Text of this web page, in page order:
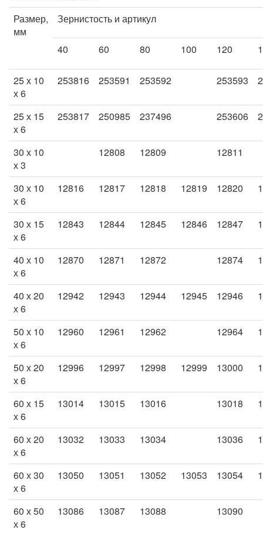
Размер,
мм
Зернистость и артикул
40 60 80 100 120
25 х 10
х 6
253816 253591 253592 253593
25 х 15
х 6
253817 250985 237496 253606
30 х 10
х 3
12808 12809 12811
30 х 10
х 6
12816 12817 12818 12819 12820
30 х 15
х 6
12843 12844 12845 12846 12847
40 х 10
х 6
12870 12871 12872 12874
40 х 20
х 6
12942 12943 12944 12945 12946
50 х 10
х 6
12960 12961 12962 12964
50 х 20
х 6
12996 12997 12998 12999 13000
60 х 15
х 6
13014 13015 13016 13018
60 х 20
х 6
13032 13033 13034 13036
60 х 30
х 6
13050 13051 13052 13053 13054
60 х 50
х 6
13086 13087 13088 13090